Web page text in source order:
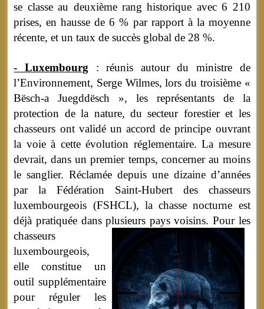
se classe au deuxième rang historique avec 6 210
prises, en hausse de 6 % par rapport à la moyenne
récente, et un taux de succès global de 28 %.
- Luxembourg : réunis autour du ministre de
l’Environnement, Serge Wilmes, lors du troisième «
Bësch-a Juegddësch », les représentants de la
protection de la nature, du secteur forestier et les
chasseurs ont validé un accord de principe ouvrant
la voie à cette évolution réglementaire. La mesure
devrait, dans un premier temps, concerner au moins
le sanglier. Réclamée depuis une dizaine d’années
par la Fédération Saint-Hubert des chasseurs
luxembourgeois (FSHCL), la chasse nocturne est
déjà pratiquée dans plusieurs pays voisins. Pour les
chasseurs
luxembourgeois,
elle constitue un
outil supplémentaire
pour réguler les